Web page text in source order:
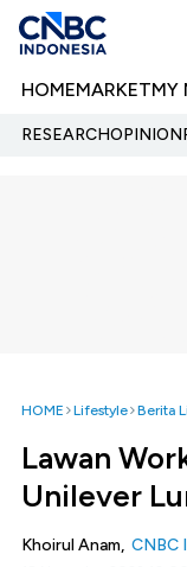
HOMEMARKETMY
RESEARCHOPINION
HOME Lifestyle Berita
Lawan
Unilever
Khoirul Anam, CNBC